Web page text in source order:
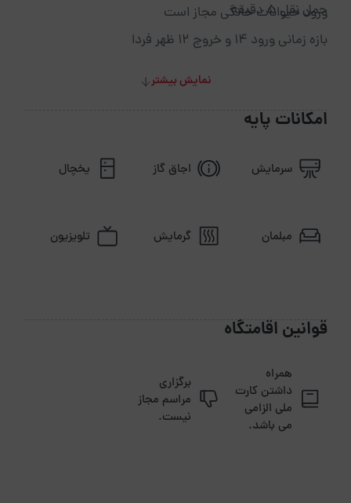
حمل نقل ۵ دقیقه
ورود حیوانات خانگی مجاز است
بازه زمانی ورود 14 و خروج 12 ظهر فردا
نمایش بیشتر
امکانات پایه
سرمایش اجاق گاز یخچال
مبلمان گرمایش تلویزیون
قوانین اقامتگاه
همراه
داشتن کارت
ملی الزامی
می باشد.
برگزاری
مراسم مجاز
نیست.